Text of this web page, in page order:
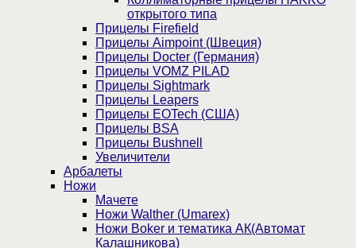
открытого типа
Прицелы Firefield
Прицелы Aimpoint (Швеция)
Прицелы Docter (Германия)
Прицелы VOMZ PILAD
Прицелы Sightmark
Прицелы Leapers
Прицелы EOTech (США)
Прицелы BSA
Прицелы Bushnell
Увеличители
Арбалеты
Ножи
Мачете
Ножи Walther (Umarex)
Ножи Boker и тематика АК(Автомат
Калашникова)